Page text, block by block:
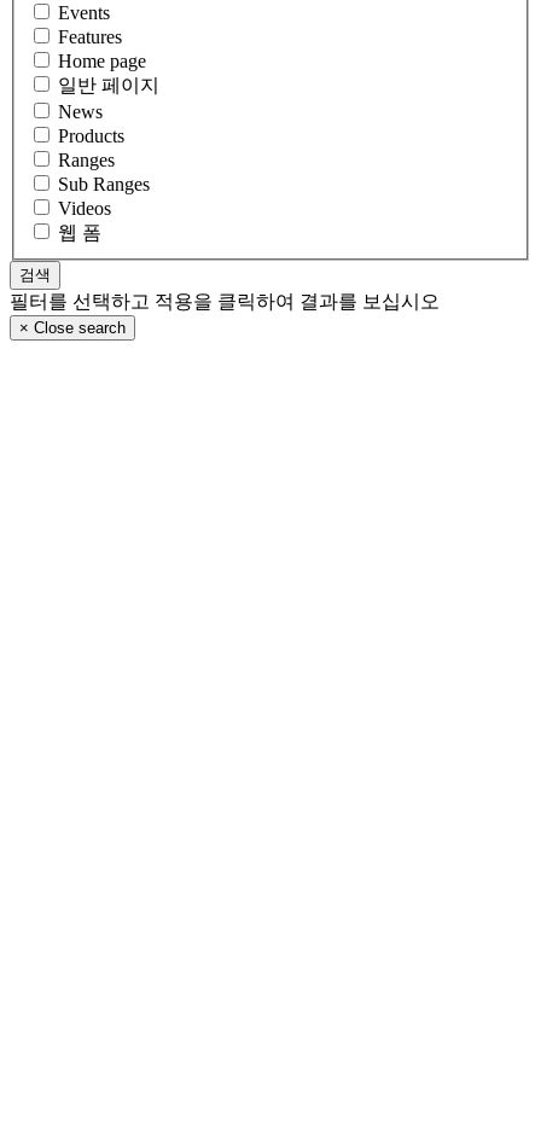
Events
Features
Home page
일반 페이지
News
Products
Ranges
Sub Ranges
Videos
웹 폼
필터를 선택하고 적용을 클릭하여 결과를 보십시오
× Close search